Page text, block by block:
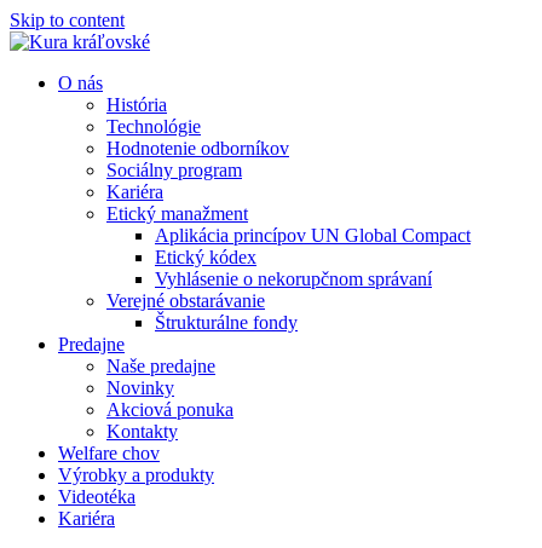
Skip to content
O nás
História
Technológie
Hodnotenie odborníkov
Sociálny program
Kariéra
Etický manažment
Aplikácia princípov UN Global Compact
Etický kódex
Vyhlásenie o nekorupčnom správaní
Verejné obstarávanie
Štrukturálne fondy
Predajne
Naše predajne
Novinky
Akciová ponuka
Kontakty
Welfare chov
Výrobky a produkty
Videotéka
Kariéra